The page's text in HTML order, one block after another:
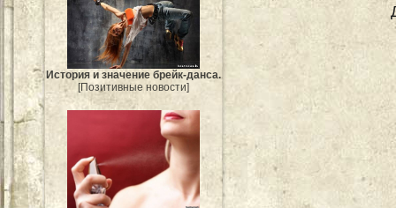
История и значение брейк-данса.
[Позитивные новости]